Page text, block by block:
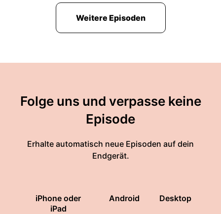
Weitere Episoden
Folge uns und verpasse keine
Episode
Erhalte automatisch neue Episoden auf dein
Endgerät.
iPhone oder
iPad
Android Desktop